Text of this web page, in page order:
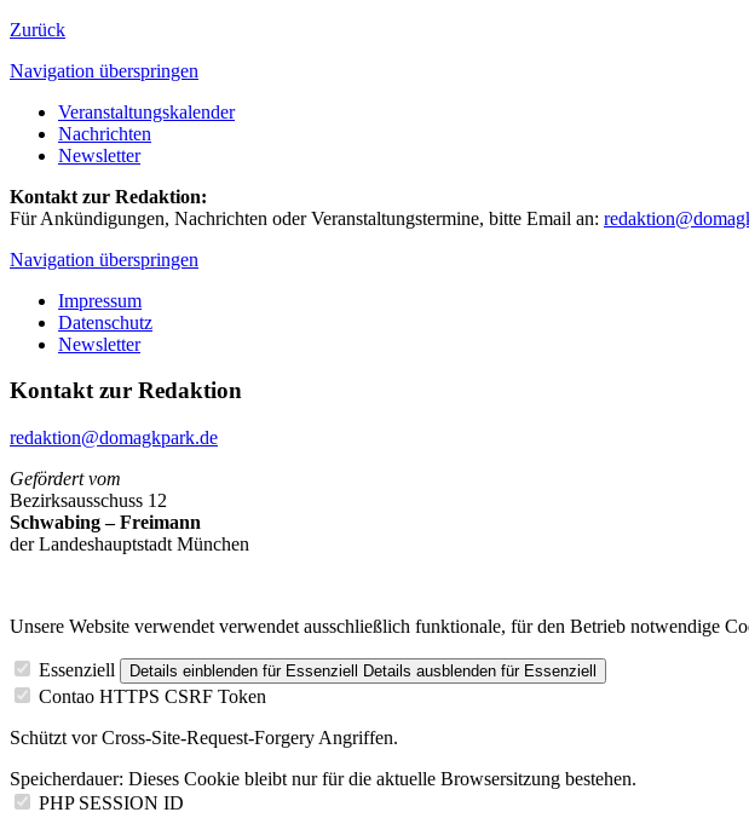
Zurück
Navigation überspringen
Veranstaltungskalender
Nachrichten
Newsletter
Kontakt zur Redaktion:
Für Ankündigungen, Nachrichten oder Veranstaltungstermine, bitte Email an:
Navigation überspringen
Impressum
Datenschutz
Newsletter
Kontakt zur Redaktion
redaktion@domagkpark.de
Gefördert vom
Bezirksausschuss 12
Schwabing – Freimann
der Landeshauptstadt München
Unsere Website verwendet verwendet ausschließlich funktionale, für den Betrieb notwendige
Essenziell Details einblenden für Essenziell Details ausblenden für Essenziell
Contao HTTPS CSRF Token
Schützt vor Cross-Site-Request-Forgery Angriffen.
Speicherdauer: Dieses Cookie bleibt nur für die aktuelle Browsersitzung bestehen.
PHP SESSION ID